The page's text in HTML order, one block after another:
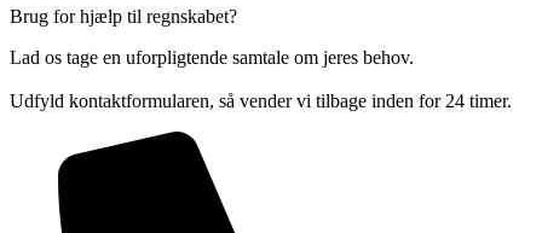
Brug for hjælp til regnskabet?
Lad os tage en uforpligtende samtale om jeres behov.
Udfyld kontaktformularen, så vender vi tilbage inden for 24 timer.
Statistik
Marketing